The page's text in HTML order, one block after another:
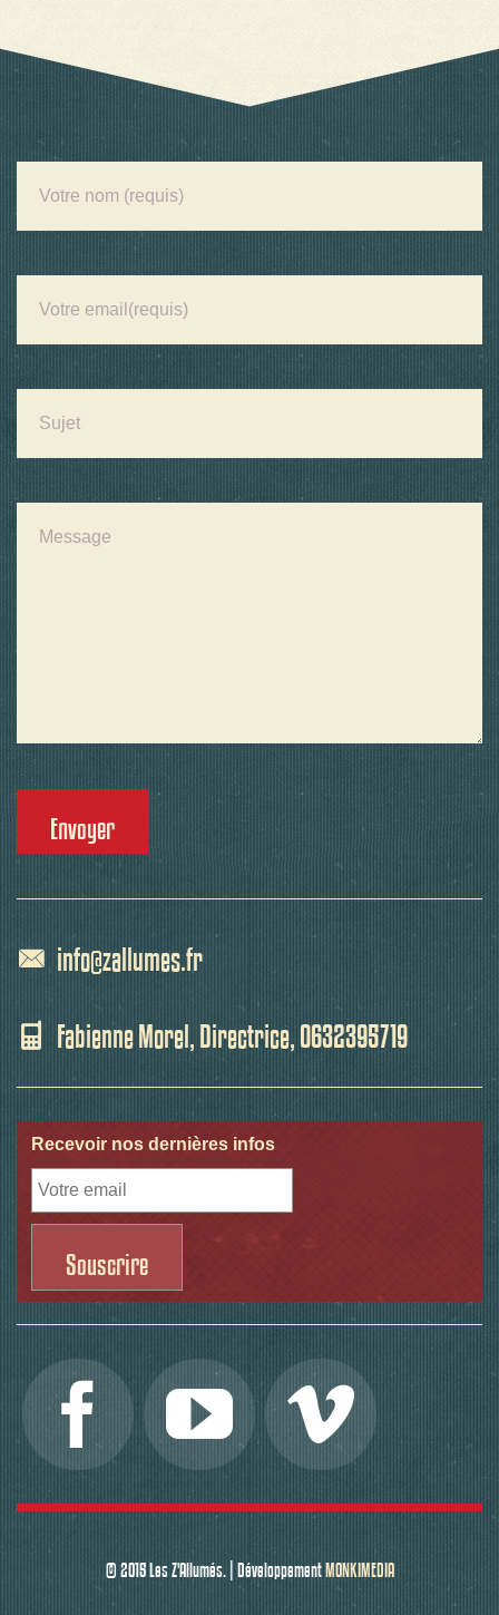
info@zallumes.fr
Fabienne Morel, Directrice, 0632395719
Recevoir nos dernières infos
© 2015 Les Z'Allumés. | DéveloppementMONKIMEDIA